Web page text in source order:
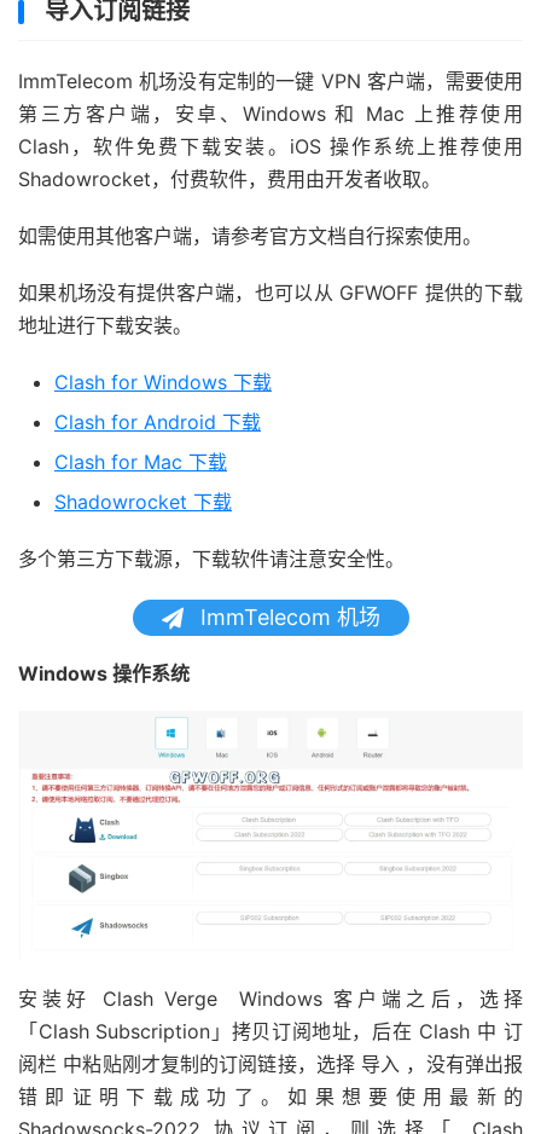
导入订阅链接
ImmTelecom 机场没有定制的一键 VPN 客户端，需要使用
第三方客户端，安卓、Windows 和 Mac 上推荐使用
Clash，软件免费下载安装。iOS 操作系统上推荐使用
Shadowrocket，付费软件，费用由开发者收取。
如需使用其他客户端，请参考官方文档自行探索使用。
如果机场没有提供客户端，也可以从 GFWOFF 提供的下载
地址进行下载安装。
Clash for Windows 下载
Clash for Android 下载
Clash for Mac 下载
Shadowrocket 下载
多个第三方下载源，下载软件请注意安全性。
ImmTelecom 机场
Windows 操作系统
安装好 Clash Verge Windows 客户端之后，选择
「Clash Subscription」拷贝订阅地址，后在 Clash 中 订
阅栏 中粘贴刚才复制的订阅链接，选择 导入 ，没有弹出报
错即证明下载成功了。如果想要使用最新的